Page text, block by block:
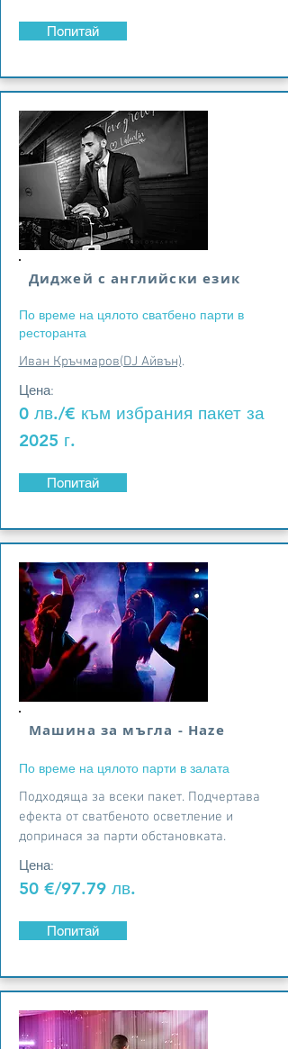
Попитай
Диджей с английски език
По време на цялото сватбено парти в
ресторанта
Иван Кръчмаров(DJ Айвън).
Цена:
0 лв./€ към избрания пакет за
2025 г.
Попитай
Машина за мъгла - Haze
По време на цялото парти в залата
Подходяща за всеки пакет. Подчертава
ефекта от сватбеното осветление и
допринася за парти обстановката.
Цена:
50 €/97.79 лв.
Попитай